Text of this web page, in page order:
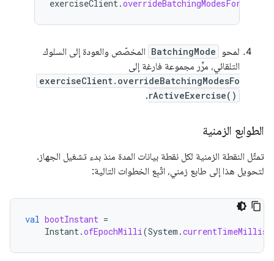
exerciseClient.
لمحو BatchingMode المخصّص والعودة إلى السلوك
التلقائي، مرِّر مجموعة فارغة إلى
exerciseClient.overrideBatchingModesFo
rActiveExercise()
.
الطوابع الزمنية
تمثّل النقطة الزمنية لكل نقطة بيانات المدة منذ بدء تشغيل الجهاز.
لتحويل هذا إلى طابع زمني، اتّبِع الخطوات التالية:
val bootInstant =
Instant.ofEpochMilli(System .currentTimeMillis